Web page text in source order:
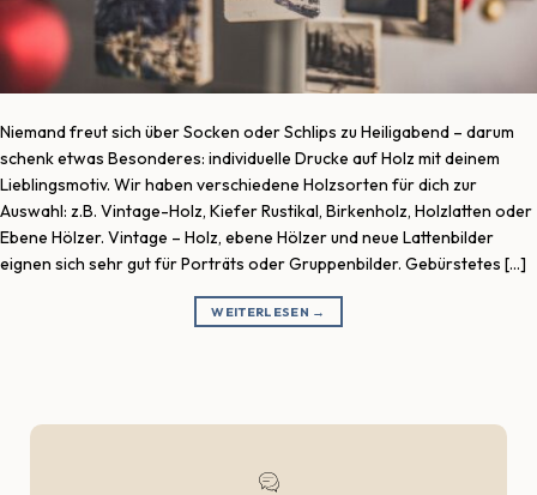
Niemand freut sich über Socken oder Schlips zu Heiligabend – darum
schenk etwas Besonderes: individuelle Drucke auf Holz mit deinem
Lieblingsmotiv. Wir haben verschiedene Holzsorten für dich zur
Auswahl: z.B. Vintage-Holz, Kiefer Rustikal, Birkenholz, Holzlatten oder
Ebene Hölzer. Vintage – Holz, ebene Hölzer und neue Lattenbilder
eignen sich sehr gut für Porträts oder Gruppenbilder. Gebürstetes […]
WEITERLESEN →